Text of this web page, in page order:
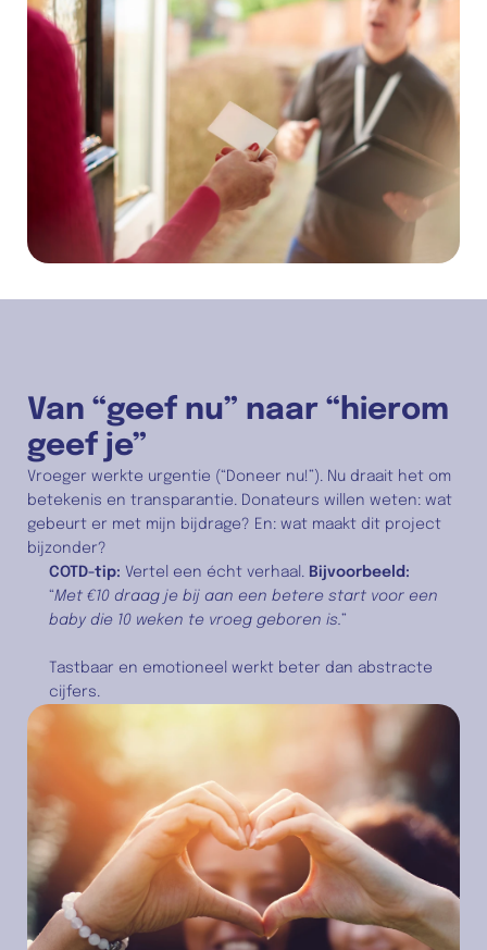
Van “geef nu” naar “hierom
geef je”
Vroeger werkte urgentie (“Doneer nu!”). Nu draait het om
betekenis en transparantie. Donateurs willen weten: wat
gebeurt er met mijn bijdrage? En: wat maakt dit project
bijzonder?
COTD-tip: Vertel een écht verhaal. Bijvoorbeeld:
“Met €10 draag je bij aan een betere start voor een
baby die 10 weken te vroeg geboren is.”
Tastbaar en emotioneel werkt beter dan abstracte
cijfers.